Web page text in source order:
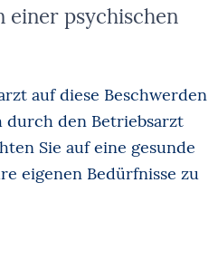
einer psychischen
auf diese Beschwerden
durch den Betriebsarzt
Sie auf eine gesunde
eigenen Bedürfnisse zu